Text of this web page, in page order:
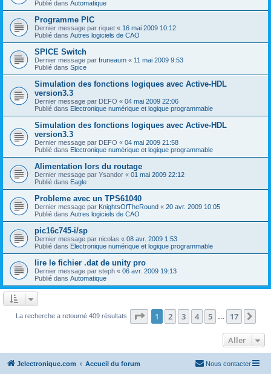
Publié dans Automatique
Programme PIC
Dernier message par riquet « 16 mai 2009 10:12
Publié dans Autres logiciels de CAO
SPICE Switch
Dernier message par fruneaum « 11 mai 2009 9:53
Publié dans Spice
Simulation des fonctions logiques avec Active-HDL
version3.3
Dernier message par DEFO « 04 mai 2009 22:06
Publié dans Electronique numérique et logique programmable
Simulation des fonctions logiques avec Active-HDL
version3.3
Dernier message par DEFO « 04 mai 2009 21:58
Publié dans Electronique numérique et logique programmable
Alimentation lors du routage
Dernier message par Ysandor « 01 mai 2009 22:12
Publié dans Eagle
Probleme avec un TPS61040
Dernier message par KnightsOfTheRound « 20 avr. 2009 10:05
Publié dans Autres logiciels de CAO
pic16c745-i/sp
Dernier message par nicolas « 08 avr. 2009 1:53
Publié dans Electronique numérique et logique programmable
lire le fichier .dat de unity pro
Dernier message par steph « 06 avr. 2009 19:13
Publié dans Automatique
La recherche a retourné 409 résultats Page 1sur17
1 2 3 4 5 17
Aller
Jelectronique.com Accueil du forum Nous contacter